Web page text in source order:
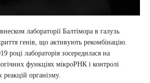
лабораторії Балтімора в галузь
генів, що активують рекомбінацію.
році лабораторія зосередилася на
функціях мікроРНК і контролі
організму.